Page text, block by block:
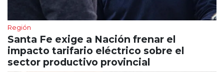
Región
Santa Fe exige a Nación frenar el
impacto tarifario eléctrico sobre el
sector productivo provincial